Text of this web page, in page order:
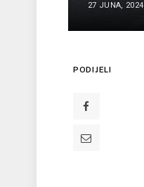
27 JUNA, 2024
PODIJELI